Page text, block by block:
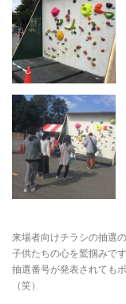
来場者向けチラシの抽選
子供たちの心を鷲掴みです
抽選番号が発表されても
（笑）